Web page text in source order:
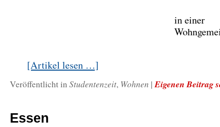
in einer
[Artikel lesen …]
Veröffentlicht inStudentenzeit, Wohnen | Eigenen Beitrag
Essen